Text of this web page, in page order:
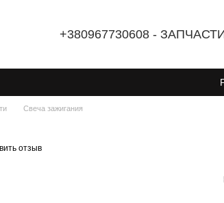
+380967730608 -
Свеча зажигания
отзыв